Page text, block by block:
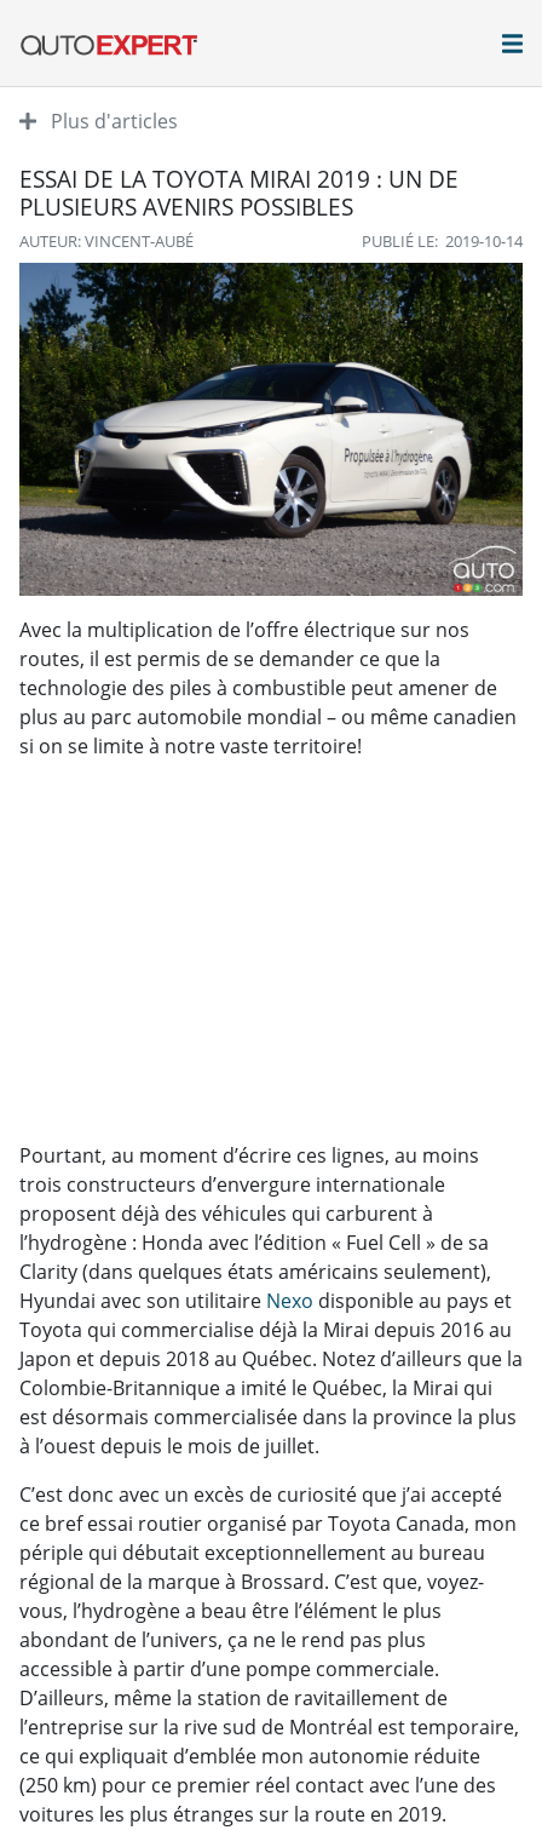
Plus d'articles
ESSAI DE LA TOYOTA MIRAI 2019 : UN DE
PLUSIEURS AVENIRS POSSIBLES
AUTEUR: VINCENT-AUBÉ PUBLIÉ LE: 2019-10-14
Avec la multiplication de l’offre électrique sur nos
routes, il est permis de se demander ce que la
technologie des piles à combustible peut amener de
plus au parc automobile mondial – ou même canadien
si on se limite à notre vaste territoire!
Pourtant, au moment d’écrire ces lignes, au moins
trois constructeurs d’envergure internationale
proposent déjà des véhicules qui carburent à
l’hydrogène : Honda avec l’édition « Fuel Cell » de sa
Clarity (dans quelques états américains seulement),
Hyundai avec son utilitaire Nexo disponible au pays et
Toyota qui commercialise déjà la Mirai depuis 2016 au
Japon et depuis 2018 au Québec. Notez d’ailleurs que la
Colombie-Britannique a imité le Québec, la Mirai qui
est désormais commercialisée dans la province la plus
à l’ouest depuis le mois de juillet.
C’est donc avec un excès de curiosité que j’ai accepté
ce bref essai routier organisé par Toyota Canada, mon
périple qui débutait exceptionnellement au bureau
régional de la marque à Brossard. C’est que, voyez-
vous, l’hydrogène a beau être l’élément le plus
abondant de l’univers, ça ne le rend pas plus
accessible à partir d’une pompe commerciale.
D’ailleurs, même la station de ravitaillement de
l’entreprise sur la rive sud de Montréal est temporaire,
ce qui expliquait d’emblée mon autonomie réduite
(250 km) pour ce premier réel contact avec l’une des
voitures les plus étranges sur la route en 2019.